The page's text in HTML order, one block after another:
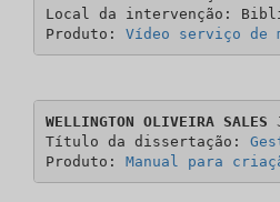
Local da intervenção:
Produto: Vídeo serviço de
WELLINGTON OLIVEIRA SALES
Título da dissertação:
Produto: Manual para